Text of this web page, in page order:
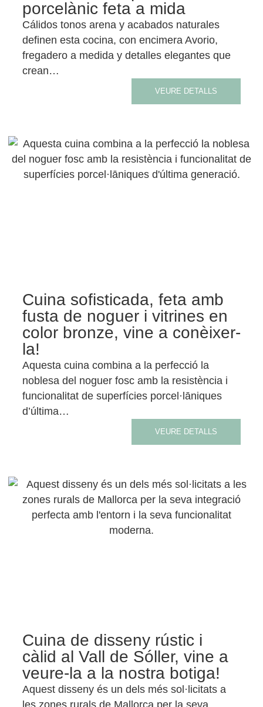
porcelànic feta a mida
Cálidos tonos arena y acabados naturales
definen esta cocina, con encimera Avorio,
fregadero a medida y detalles elegantes que
crean…
VEURE DETALLS
Cuina sofisticada, feta amb
fusta de noguer i vitrines en
color bronze, vine a conèixer-
la!
Aquesta cuina combina a la perfecció la
noblesa del noguer fosc amb la resistència i
funcionalitat de superfícies porcel·lāniques
d’última…
VEURE DETALLS
Cuina de disseny rústic i
càlid al Vall de Sóller, vine a
veure-la a la nostra botiga!
Aquest disseny és un dels més sol·licitats a
les zones rurals de Mallorca per la seva